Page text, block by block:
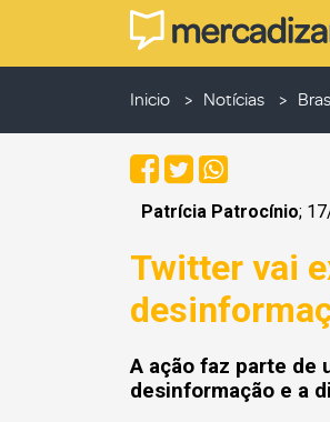
Inicio Notícias
Patrícia Patrocínio;
Twitter vai
A ação faz parte de
desinformação e a